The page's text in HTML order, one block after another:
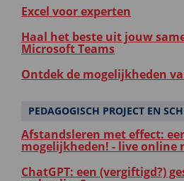
Excel voor experten
Haal het beste uit jouw
Microsoft Teams
Ontdek de mogelijkheden
PEDAGOGISCH PROJECT EN
Afstandsleren met effect:
mogelijkheden! - live online
ChatGPT: een (vergiftigd?)